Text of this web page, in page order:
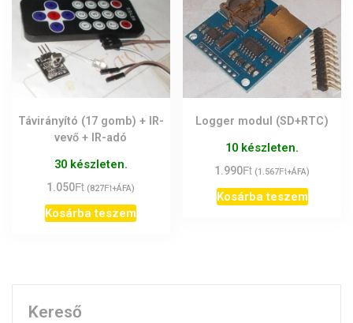
Távirányító (17 gomb) + IR-
vevő + IR-adó
30 készleten.
1.050Ft (827Ft+ÁFA)
Kosárba teszem
Logger modul (SD+RTC)
10 készleten.
1.990Ft (1.567Ft+ÁFA)
Kosárba teszem
Kereső